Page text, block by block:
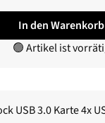
In den Warenkorb
🟢 Artikel ist